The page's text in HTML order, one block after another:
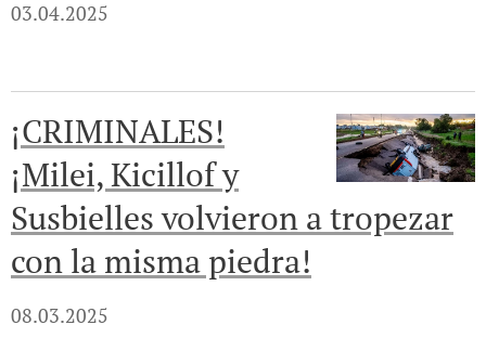
03.04.2025
¡CRIMINALES!
¡Milei, Kicillof y
Susbielles volvieron a tropezar
con la misma piedra!
08.03.2025